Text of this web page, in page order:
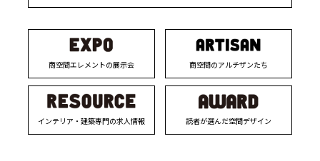
商空間エレメントの展示会 商空間のアルチザンたち
インテリア・建築専門の求人情報 読者が選んだ空間デザイン